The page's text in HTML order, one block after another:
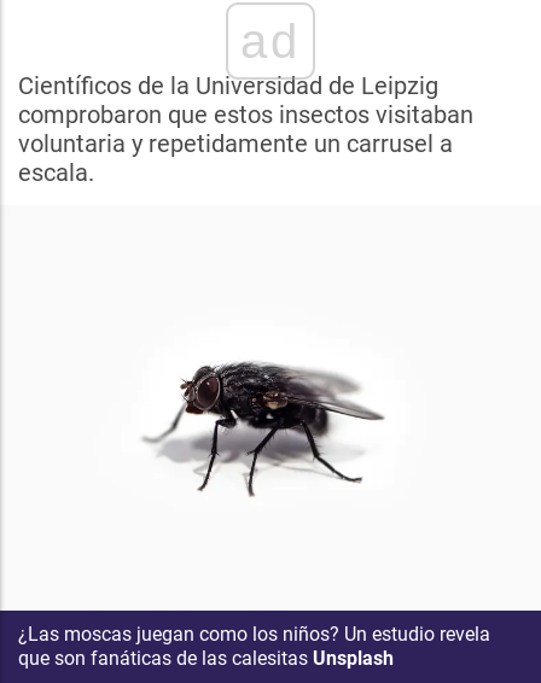
ad
Científicos de la Universidad de Leipzig
comprobaron que estos insectos visitaban
voluntaria y repetidamente un carrusel a
escala.
¿Las moscas juegan como los niños? Un estudio revela
que son fanáticas de las calesitas Unsplash